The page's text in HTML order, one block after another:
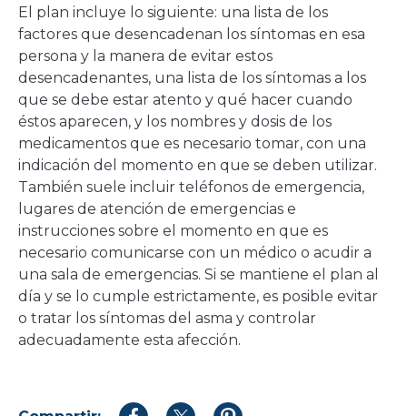
El plan incluye lo siguiente: una lista de los
factores que desencadenan los síntomas en esa
persona y la manera de evitar estos
desencadenantes, una lista de los síntomas a los
que se debe estar atento y qué hacer cuando
éstos aparecen, y los nombres y dosis de los
medicamentos que es necesario tomar, con una
indicación del momento en que se deben utilizar.
También suele incluir teléfonos de emergencia,
lugares de atención de emergencias e
instrucciones sobre el momento en que es
necesario comunicarse con un médico o acudir a
una sala de emergencias. Si se mantiene el plan al
día y se lo cumple estrictamente, es posible evitar
o tratar los síntomas del asma y controlar
adecuadamente esta afección.